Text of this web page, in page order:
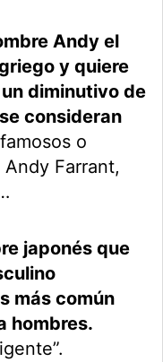
Andy el
y quiere
diminutivo de
consideran
o
Farrant,
japonés que
más común
hombres.